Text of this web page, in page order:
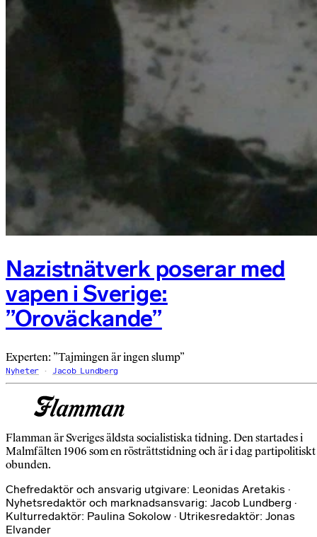
Nazistnätverk poserar med
vapen i Sverige:
”Oroväckande”
Experten: ”Tajmingen är ingen slump”
Nyheter Jacob Lundberg
Flamman är Sveriges äldsta socialistiska tidning. Den startades i
Malmfälten 1906 som en rösträttstidning och är i dag partipolitiskt
obunden.
Chefredaktör och ansvarig utgivare: Leonidas Aretakis ·
Nyhetsredaktör och marknadsansvarig: Jacob Lundberg ·
Kulturredaktör: Paulina Sokolow · Utrikesredaktör: Jonas
Elvander